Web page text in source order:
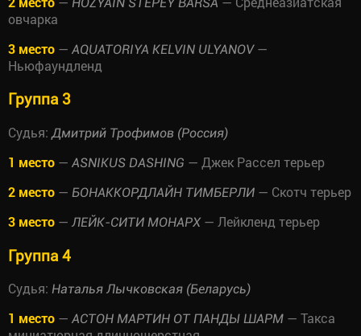
овчарка
3 место — AQUATORIYA KELVIN ULYANOV—
Ньюфаундленд
Группа 3
Судья: Дмитрий Трофимов (Россия)
1 место — ASNIKUS DASHING — Джек Рассел терьер
2 место — БОНАККОРДЛАЙН ТИМБЕРЛИ — Скотч терьер
3 место — ЛЕЙК-СИТИ МОНАРХ— Лейкленд терьер
Группа 4
Судья: Наталья Лычковская (Беларусь)
1 место — АСТОН МАРТИН ОТ ПАНДЫ ШАРМ — Такса